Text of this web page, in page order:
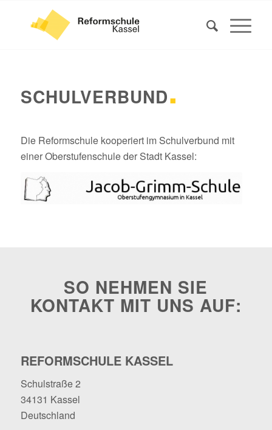
SCHULVERBUND.
Die Reformschule kooperiert im Schulverbund mit
einer Oberstufenschule der Stadt Kassel:
SO NEHMEN SIE
KONTAKT MIT UNS AUF:
REFORMSCHULE KASSEL
Schulstraße 2
34131 Kassel
Deutschland